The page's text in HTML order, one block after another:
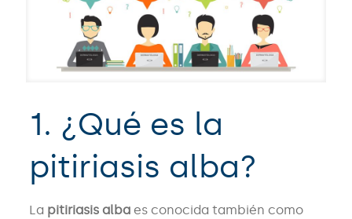
1. ¿Qué es la
pitiriasis alba?
La pitiriasis albaes conocida también como